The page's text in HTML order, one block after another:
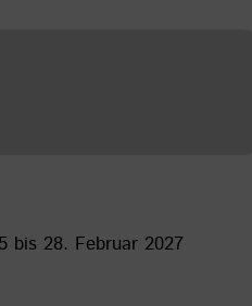
bis 28. Februar 2027